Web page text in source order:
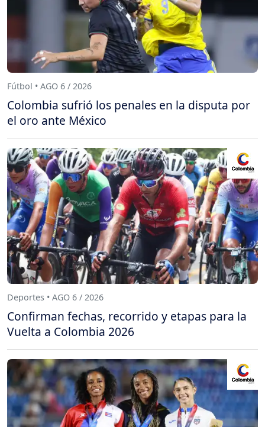
Fútbol • AGO 6 / 2026
Colombia sufrió los penales en la disputa por
el oro ante México
Deportes • AGO 6 / 2026
Confirman fechas, recorrido y etapas para la
Vuelta a Colombia 2026